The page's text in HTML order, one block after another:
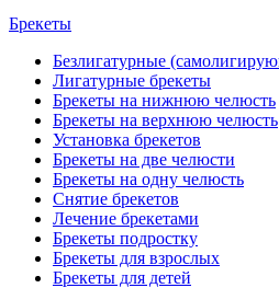
Брекеты
Безлигатурные
Лигатурные брекеты
Брекеты на нижнюю челюсть
Брекеты на верхнюю челюсть
Установка брекетов
Брекеты на две челюсти
Брекеты на одну челюсть
Снятие брекетов
Лечение брекетами
Брекеты подростку
Брекеты для взрослых
Брекеты для детей